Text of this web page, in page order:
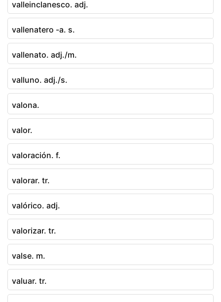
valleinclanesco. adj.
vallenatero -a. s.
vallenato. adj./m.
valluno. adj./s.
valona.
valor.
valoración. f.
valorar. tr.
valórico. adj.
valorizar. tr.
valse. m.
valuar. tr.